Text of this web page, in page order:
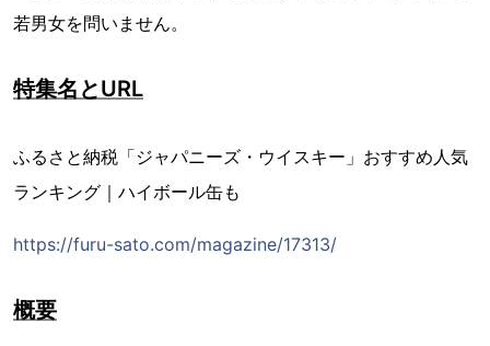
若男女を問いません。
特集名とURL
ふるさと納税「ジャパニーズ・ウイスキー」おすすめ人気
ランキング｜ハイボール缶も
https://furu-sato.com/magazine/17313/
概要